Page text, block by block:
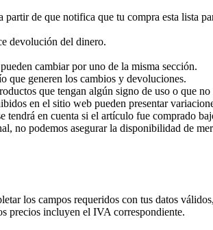
de que notifica que tu compra esta lista
devolución del dinero.
cambiar por uno de la misma sección.
que generen los cambios y devoluciones.
que tengan algún signo de uso o que
en el sitio web pueden presentar
tendrá en cuenta si el artículo fue comprado
no podemos asegurar la disponibilidad de
los campos requeridos con tus datos
precios incluyen el IVA correspondiente.